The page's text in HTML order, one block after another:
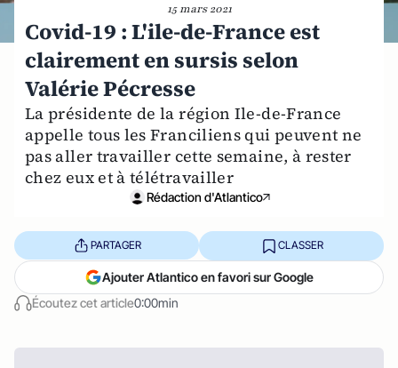
15 mars 2021
Covid-19 : L'ile-de-France est
clairement en sursis selon
Valérie Pécresse
La présidente de la région Ile-de-France
appelle tous les Franciliens qui peuvent ne
pas aller travailler cette semaine, à rester
chez eux et à télétravailler
Rédaction d'Atlantico
Écoutez cet article0:00min
PARTAGER CLASSER
Ajouter Atlantico en favori sur Google